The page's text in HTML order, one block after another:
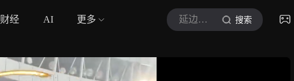
财经 AI 更多 延边广播电视台 搜索